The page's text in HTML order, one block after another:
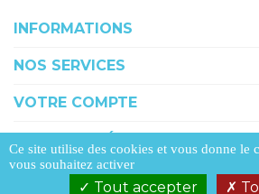
INFORMATIONS
NOS SERVICES
VOTRE COMPTE
Ce site utilise des cookies et vous donne le
vous souhaitez activer
Tout accepter